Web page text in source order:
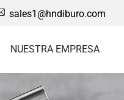
sales1@hndiburo.com
NUESTRA EMPRESA